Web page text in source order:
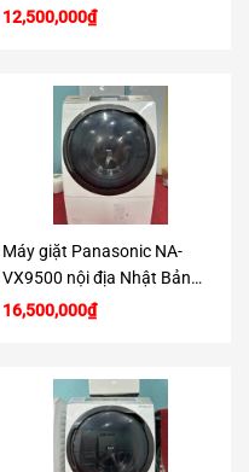
(hàng lướt)
12,500,000₫
Máy giặt Panasonic NA-
VX9500 nội địa Nhật Bản
(hàng lướt)
16,500,000₫